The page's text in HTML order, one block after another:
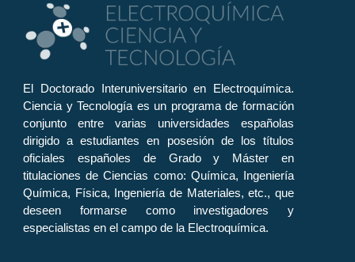
El Doctorado Interuniversitario en Electroquímica.
Ciencia y Tecnología es un programa de formación
conjunto entre varias universidades españolas
dirigido a estudiantes en posesión de los títulos
oficiales españoles de Grado y Máster en
titulaciones de Ciencias como: Química, Ingeniería
Química, Física, Ingeniería de Materiales, etc., que
deseen formarse como investigadores y
especialistas en el campo de la Electroquímica.